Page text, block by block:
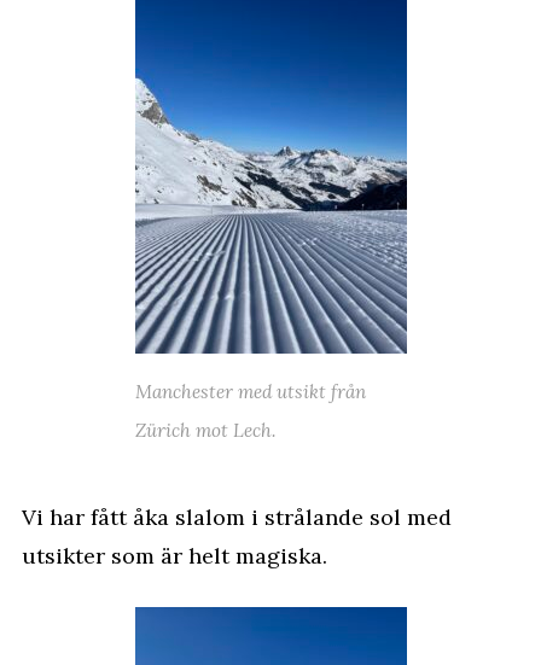
Manchester med utsikt från
Zürich mot Lech.
Vi har fått åka slalom i strålande sol med
utsikter som är helt magiska.